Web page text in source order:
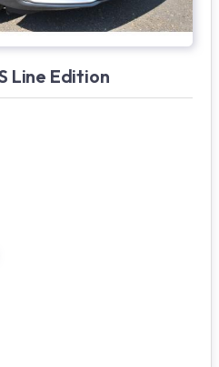
Line Edition